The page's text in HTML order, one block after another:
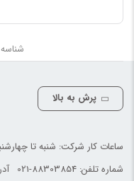
شناسه
پرش به بالا
ساعات کار شرکت: شنبه تا چهارشنبه ها ساعت 9 الی 17،
شماره تلفن: 021-88303854